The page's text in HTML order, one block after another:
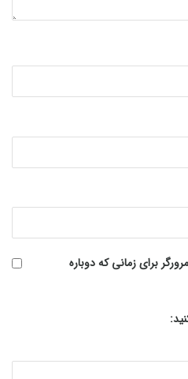
برای زمانی که دوباره